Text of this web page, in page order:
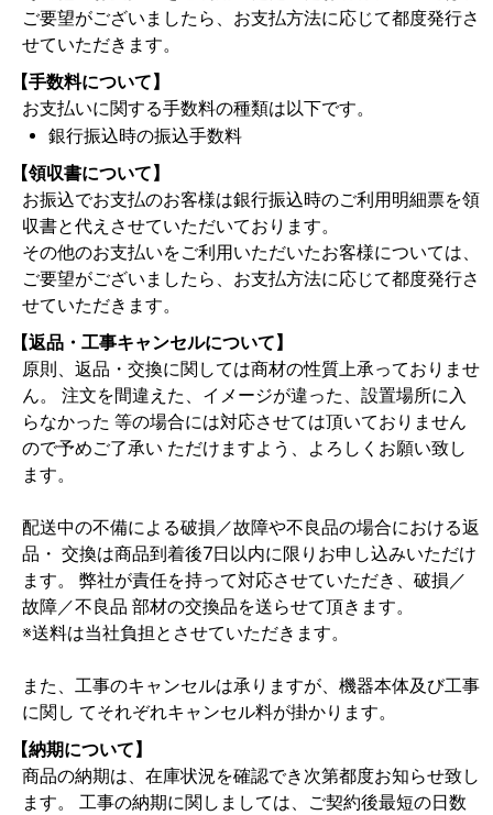
ご要望がございましたら、お支払方法に応じて都度発行さ
せていただきます。
【手数料について】
お支払いに関する手数料の種類は以下です。
銀行振込時の振込手数料
【領収書について】
お振込でお支払のお客様は銀行振込時のご利用明細票を領
収書と代えさせていただいております。
その他のお支払いをご利用いただいたお客様については、
ご要望がございましたら、お支払方法に応じて都度発行さ
せていただきます。
【返品・工事キャンセルについて】
原則、返品・交換に関しては商材の性質上承っておりませ
ん。 注文を間違えた、イメージが違った、設置場所に入
らなかった 等の場合には対応させては頂いておりません
ので予めご了承い ただけますよう、よろしくお願い致し
ます。
配送中の不備による破損／故障や不良品の場合における返
品・ 交換は商品到着後7日以内に限りお申し込みいただけ
ます。 弊社が責任を持って対応させていただき、破損／
故障／不良品 部材の交換品を送らせて頂きます。
※送料は当社負担とさせていただきます。
また、工事のキャンセルは承りますが、機器本体及び工事
に関し てそれぞれキャンセル料が掛かります。
【納期について】
商品の納期は、在庫状況を確認でき次第都度お知らせ致し
ます。 工事の納期に関しましては、ご契約後最短の日数